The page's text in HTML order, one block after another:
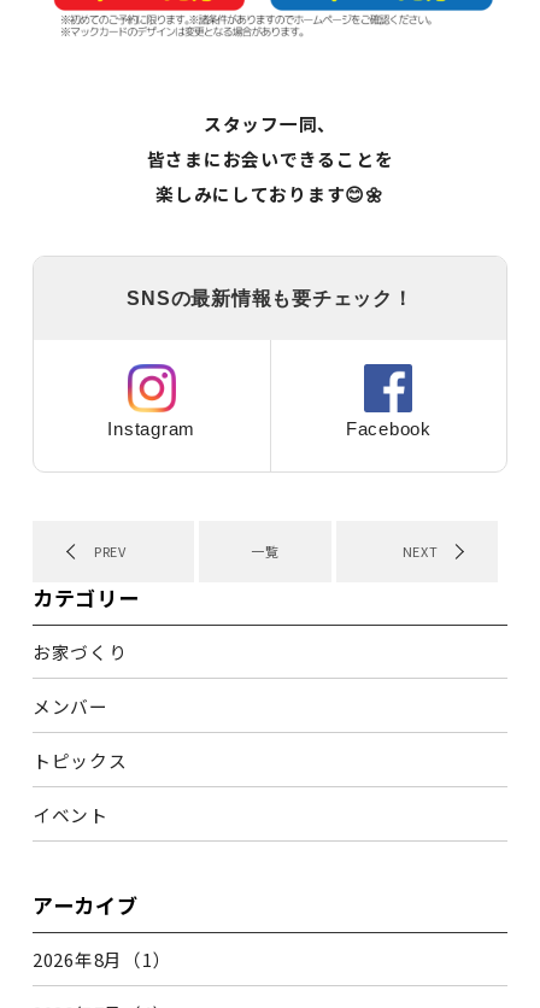
スタッフ一同、
皆さまにお会いできることを
楽しみにしております😊🌼
SNSの最新情報も要チェック！
Instagram Facebook
PREV 一覧 NEXT
カテゴリー
お家づくり
メンバー
トピックス
イベント
アーカイブ
2026年8月（1）